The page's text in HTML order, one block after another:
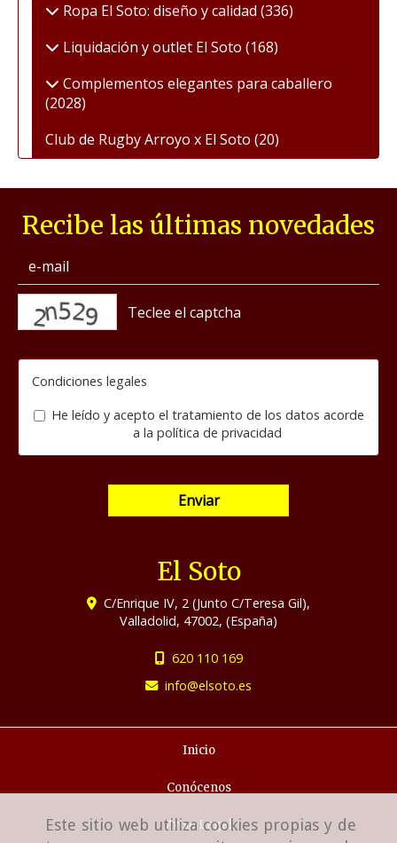
Este sitio web utiliza cookies propias y de
Ropa El Soto: diseño y calidad (336)
Liquidación y outlet El Soto (168)
Complementos elegantes para caballero
(2028)
Club de Rugby Arroyo x El Soto (20)
Recibe las últimas novedades
Condiciones legales
He leído y acepto el tratamiento de los datos acorde
a la política de privacidad
Enviar
El Soto
C/Enrique IV, 2 (Junto C/Teresa Gil),
Valladolid, 47002, (España)
620 110 169
info
elsoto.es
Inicio
Conócenos
Aviso Legal